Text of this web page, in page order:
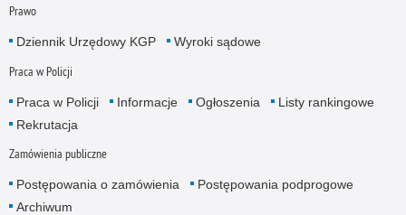
Prawo
Dziennik Urzędowy KGP Wyroki sądowe
Praca w Policji
Praca w Policji Informacje Ogłoszenia
Listy rankingowe
Rekrutacja
Zamówienia publiczne
Postępowania o zamówienia
Postępowania podprogowe
Archiwum